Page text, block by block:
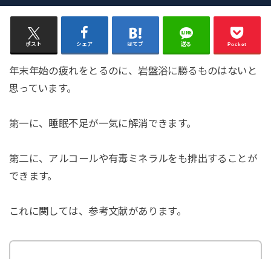
ポスト シェア はてブ 送る Pocket
年末年始の疲れをとるのに、岩盤浴に勝るものはないと
思っています。
第一に、睡眠不足が一気に解消できます。
第二に、アルコールや有毒ミネラルをも排出することが
できます。
これに関しては、参考文献があります。